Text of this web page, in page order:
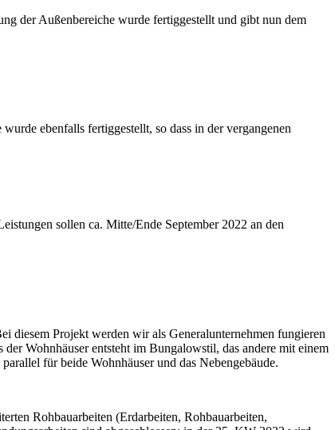
der Außenbereiche wurde fertiggestellt und gibt nun dem
ebenfalls fertiggestellt, so dass in der vergangenen
sollen ca. Mitte/Ende September 2022 an den
diesem Projekt werden wir als Generalunternehmen fungieren
Wohnhäuser entsteht im Bungalowstil, das andere mit einem
für beide Wohnhäuser und das Nebengebäude.
Rohbauarbeiten (Erdarbeiten, Rohbauarbeiten,